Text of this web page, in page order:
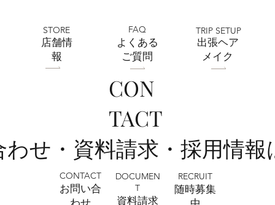
上尾店 フォトウエディング相談会開催
CON
TACT
せ・資料請求・採用情
CONTACT
お問い合
DOCUMEN
T
​資料請求
RECRUIT
​随時募集
STORE
​店舗情
報
FAQ
よくある
ご質問
TRIP SETUP
出張ヘア
メイク